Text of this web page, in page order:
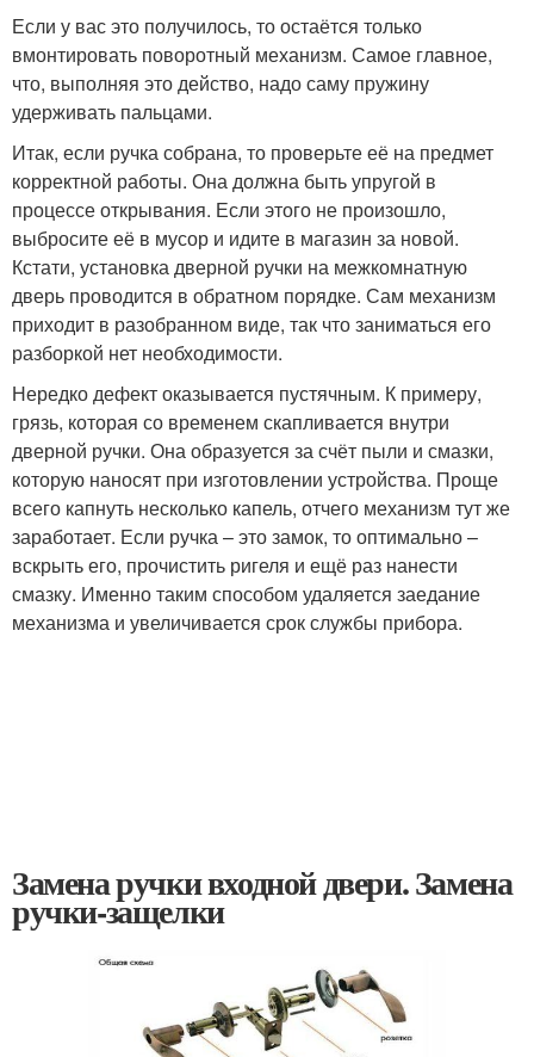
Если у вас это получилось, то остаётся только
вмонтировать поворотный механизм. Самое главное,
что, выполняя это действо, надо саму пружину
удерживать пальцами.
Итак, если ручка собрана, то проверьте её на предмет
корректной работы. Она должна быть упругой в
процессе открывания. Если этого не произошло,
выбросите её в мусор и идите в магазин за новой.
Кстати, установка дверной ручки на межкомнатную
дверь проводится в обратном порядке. Сам механизм
приходит в разобранном виде, так что заниматься его
разборкой нет необходимости.
Нередко дефект оказывается пустячным. К примеру,
грязь, которая со временем скапливается внутри
дверной ручки. Она образуется за счёт пыли и смазки,
которую наносят при изготовлении устройства. Проще
всего капнуть несколько капель, отчего механизм тут же
заработает. Если ручка – это замок, то оптимально –
вскрыть его, прочистить ригеля и ещё раз нанести
смазку. Именно таким способом удаляется заедание
механизма и увеличивается срок службы прибора.
Замена ручки входной двери. Замена
ручки-защелки